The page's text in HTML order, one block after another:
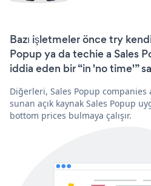
Bazı işletmeler önce try
Popup ya da techie a Sales
iddia eden bir “in 'no time'”
Diğerleri, Sales Popup
sunan açık kaynak Sales Popup
bottom prices bulmaya çalışır.